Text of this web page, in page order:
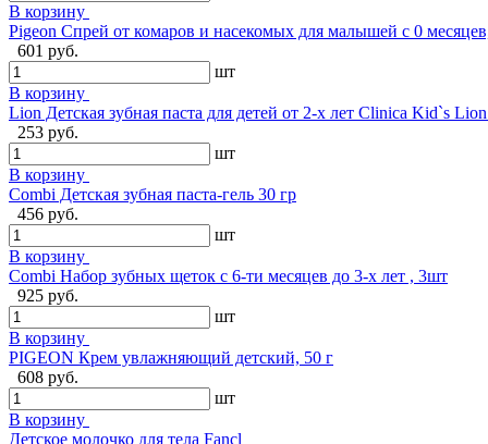
В корзину
Pigeon Спрей от комаров и насекомых для малышей с 0
601 руб.
шт
В корзину
Lion Детская зубная паста для детей от 2-х лет Clinica Kid`s
253 руб.
шт
В корзину
Combi Детская зубная паста-гель 30 гр
456 руб.
шт
В корзину
Combi Набор зубных щеток с 6-ти месяцев до 3-х лет , 3шт
925 руб.
шт
В корзину
PIGEON Крем увлажняющий детский, 50 г
608 руб.
шт
В корзину
Детское молочко для тела Fancl